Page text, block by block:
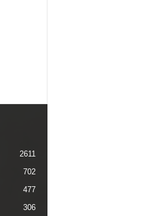
2611
702
477
306